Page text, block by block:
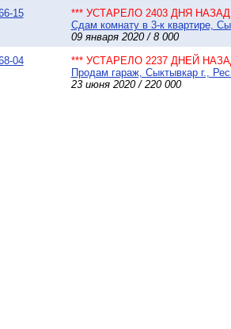
15
*** УСТАРЕЛО 2403 ДНЯ НАЗАД
Сдам комнату в 3-к квартире,
09 января 2020 / 8 000
04
*** УСТАРЕЛО 2237 ДНЕЙ
Продам гараж, Сыктывкар г.,
23 июня 2020 / 220 000